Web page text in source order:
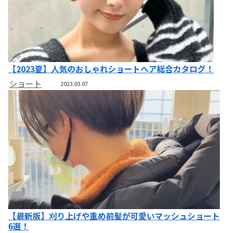
【2023夏】人気のおしゃれショートヘア総合カタログ！
ショート
2023.03.07
【最新版】刈り上げや重め前髪が可愛いマッシュショート
6選！